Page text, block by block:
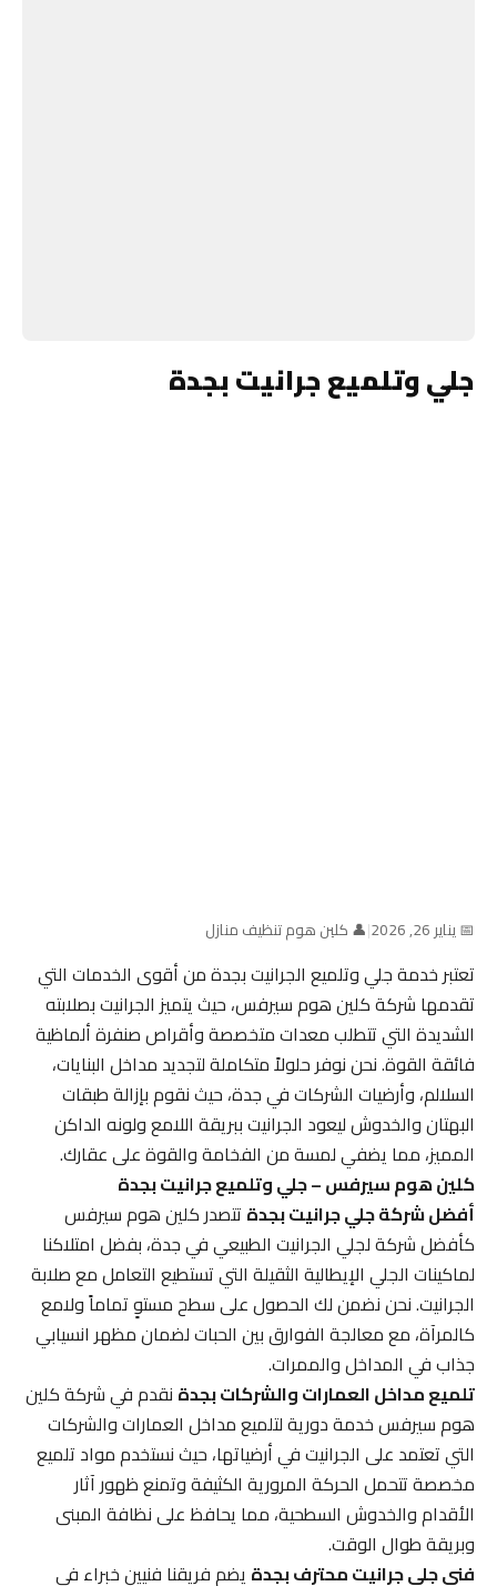
جلي وتلميع جرانيت بجدة
📅 يناير 26, 2026 |👤 كلين هوم تنظيف منازل
تعتبر خدمة جلي وتلميع الجرانيت بجدة من أقوى الخدمات التي
تقدمها شركة كلين هوم سيرفس، حيث يتميز الجرانيت بصلابته
الشديدة التي تتطلب معدات متخصصة وأقراص صنفرة ألماظية
فائقة القوة. نحن نوفر حلولاً متكاملة لتجديد مداخل البنايات،
السلالم، وأرضيات الشركات في جدة، حيث نقوم بإزالة طبقات
البهتان والخدوش ليعود الجرانيت ببريقة اللامع ولونه الداكن
المميز، مما يضفي لمسة من الفخامة والقوة على عقارك.
كلين هوم سيرفس – جلي وتلميع جرانيت بجدة
أفضل شركة جلي جرانيت بجدةتتصدر كلين هوم سيرفس
كأفضل شركة لجلي الجرانيت الطبيعي في جدة، بفضل امتلاكنا
لماكينات الجلي الإيطالية الثقيلة التي تستطيع التعامل مع صلابة
الجرانيت. نحن نضمن لك الحصول على سطح مستوٍ تماماً ولامع
كالمرآة، مع معالجة الفوارق بين الحبات لضمان مظهر انسيابي
جذاب في المداخل والممرات.
تلميع مداخل العمارات والشركات بجدةنقدم في شركة كلين
هوم سيرفس خدمة دورية لتلميع مداخل العمارات والشركات
التي تعتمد على الجرانيت في أرضياتها، حيث نستخدم مواد تلميع
مخصصة تتحمل الحركة المرورية الكثيفة وتمنع ظهور آثار
الأقدام والخدوش السطحية، مما يحافظ على نظافة المبنى
وبريقة طوال الوقت.
فني جلي جرانيت محترف بجدةيضم فريقنا فنيين خبراء في